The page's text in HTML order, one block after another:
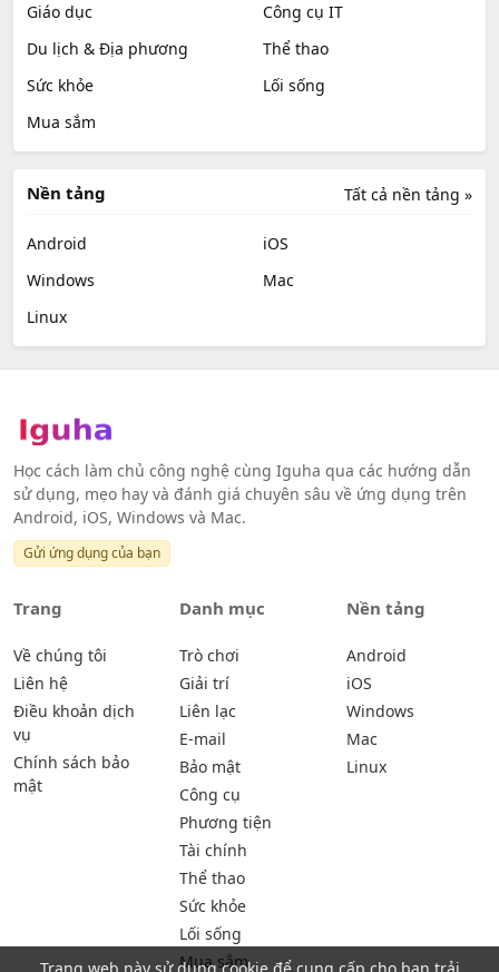
Giáo dục
Công cụ IT
Du lịch & Địa phương
Thể thao
Sức khỏe
Lối sống
Mua sắm
Tất cả nền tảng »
Nền tảng
Android
iOS
Windows
Mac
Linux
Học cách làm chủ công nghệ cùng Iguha qua các hướng dẫn
sử dụng, mẹo hay và đánh giá chuyên sâu về ứng dụng trên
Android, iOS, Windows và Mac.
Gửi ứng dụng của bạn
Trang
Về chúng tôi
Liên hệ
Điều khoản dịch
vụ
Chính sách bảo
mật
Danh mục
Trò chơi
Giải trí
Liên lạc
E-mail
Bảo mật
Công cụ
Phương tiện
Tài chính
Thể thao
Sức khỏe
Lối sống
Mua sắm
Nền tảng
Android
iOS
Windows
Mac
Linux